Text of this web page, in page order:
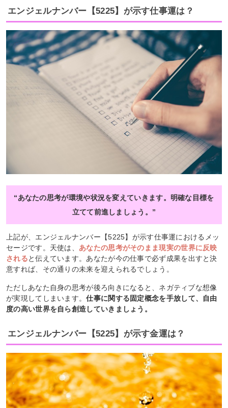
エンジェルナンバー【5225】が示す仕事運は？
“あなたの思考が環境や状況を変えていきます。明確な目標を
立てて前進しましょう。”
上記が、エンジェルナンバー【5225】が示す仕事運におけるメッ
セージです。天使は、 あなたの思考がそのまま現実の世界に反映
されると伝えています。あなたが今の仕事で必ず成果を出すと決
意すれば、その通りの未来を迎えられるでしょう。
ただしあなた自身の思考が後ろ向きになると、ネガティブな想像
が実現してしまいます。仕事に関する固定概念を手放して、自由
度の高い世界を自ら創造していきましょう。
エンジェルナンバー【5225】が示す金運は？